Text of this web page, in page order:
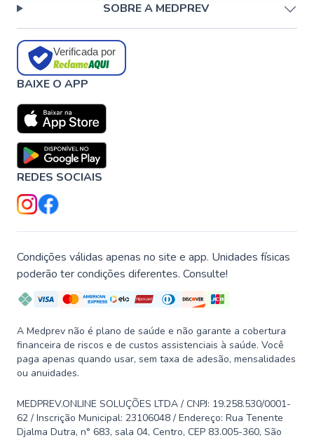
SOBRE A MEDPREV
Verificada por
BAIXE O APP
REDES SOCIAIS
Condições válidas apenas no site e app. Unidades físicas
poderão ter condições diferentes. Consulte!
A Medprev não é plano de saúde e não garante a cobertura
financeira de riscos e de custos assistenciais à saúde. Você
paga apenas quando usar, sem taxa de adesão, mensalidades
ou anuidades.
MEDPREV.ONLINE SOLUÇÕES LTDA / CNPJ: 19.258.530/0001-
62 / Inscrição Municipal: 23106048 / Endereço: Rua Tenente
Djalma Dutra, n° 683, sala 04, Centro, CEP 83.005-360, São